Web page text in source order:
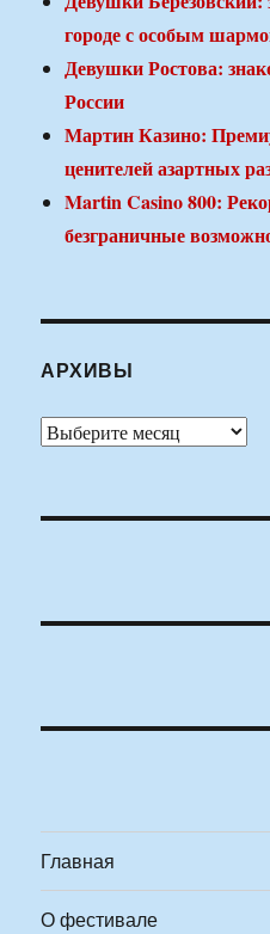
городе с особым
Девушки Ростова:
России
Мартин Казино:
ценителей азартных
Martin Casino 800:
безграничные
АРХИВЫ
Архивы
Главная
О фестивале